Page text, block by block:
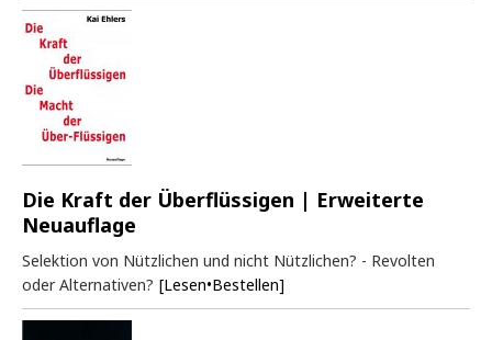
Die Kraft der Überflüssigen | Erweiterte
Neuauflage
Selektion von Nützlichen und nicht Nützlichen? - Revolten
oder Alternativen? [Lesen•Bestellen]